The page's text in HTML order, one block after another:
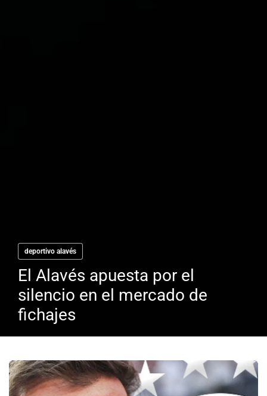
deportivo alavés
El Alavés apuesta por el
silencio en el mercado de
fichajes